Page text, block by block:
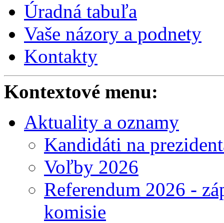
Úradná tabuľa
Vaše názory a podnety
Kontakty
Kontextové menu:
Aktuality a oznamy
Kandidáti na
Voľby 2026
Referendum 2026 -
komisie